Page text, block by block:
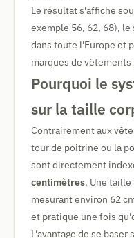
Le résultat s'affiche
exemple 56, 62, 68),
dans toute l'Europe et
marques de vêtements
Pourquoi le
sur la taille
Contrairement aux
tour de poitrine ou la
sont directement
centimètres. Une
mesurant environ 62
et pratique une fois
L'avantage de se